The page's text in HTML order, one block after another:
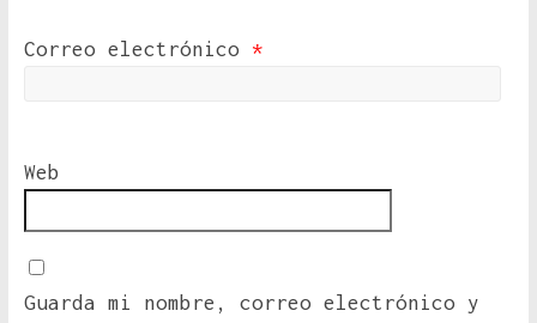
Correo electrónico *
Web
Guarda mi nombre, correo electrónico y